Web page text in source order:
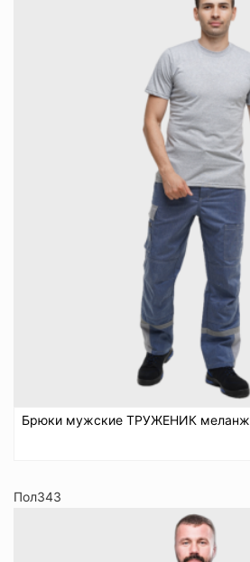
Брюки мужские ТРУЖЕНИК меланж
Пол343